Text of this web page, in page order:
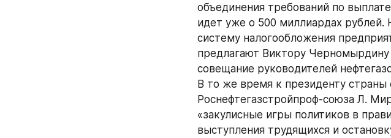
объединения требований по
идет уже о 500 миллиардах
систему налогообложения
предлагают Виктору Черномырдину
совещание руководителей
В то же время к президенту страны
Роснефтегазстройпроф-союза Л.
«закулисные игры политиков в
выступления трудящихся и